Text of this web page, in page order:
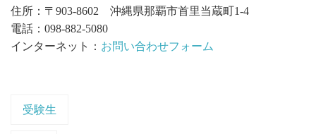
住所：〒903-8602 沖縄県那覇市首里当蔵町1-4
電話：098-882-5080
インターネット： お問い合わせフォーム
受験生